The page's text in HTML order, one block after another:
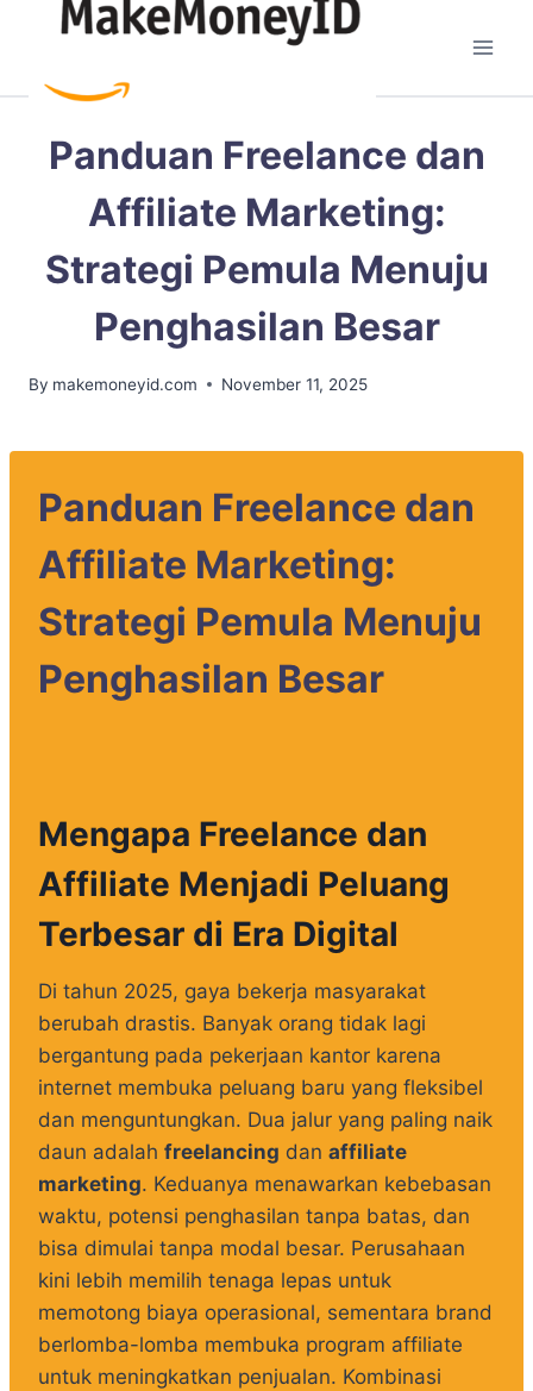
content
Panduan Freelance dan
Affiliate Marketing:
Strategi Pemula Menuju
Penghasilan Besar
By makemoneyid.com November 11, 2025
Panduan Freelance dan
Affiliate Marketing:
Strategi Pemula Menuju
Penghasilan Besar
Mengapa Freelance dan
Affiliate Menjadi Peluang
Terbesar di Era Digital
Di tahun 2025, gaya bekerja masyarakat
berubah drastis. Banyak orang tidak lagi
bergantung pada pekerjaan kantor karena
internet membuka peluang baru yang fleksibel
dan menguntungkan. Dua jalur yang paling naik
daun adalah freelancing dan affiliate
marketing. Keduanya menawarkan kebebasan
waktu, potensi penghasilan tanpa batas, dan
bisa dimulai tanpa modal besar. Perusahaan
kini lebih memilih tenaga lepas untuk
memotong biaya operasional, sementara brand
berlomba-lomba membuka program affiliate
untuk meningkatkan penjualan. Kombinasi